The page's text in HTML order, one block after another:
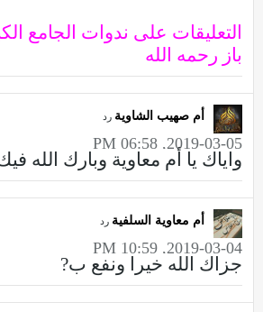
التعليقات على ندوات الجامع
باز رحمه الله
أم صهيب الشاوية رد
2019-03-05, 06:58 PM
واياك يا أم معاوية وبارك الله
أم معاوية السلفية رد
2019-03-04, 10:59 PM
جزاك الله خيرا ونفع ب?